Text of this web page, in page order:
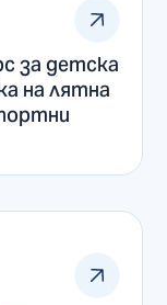
за детска
на лятна